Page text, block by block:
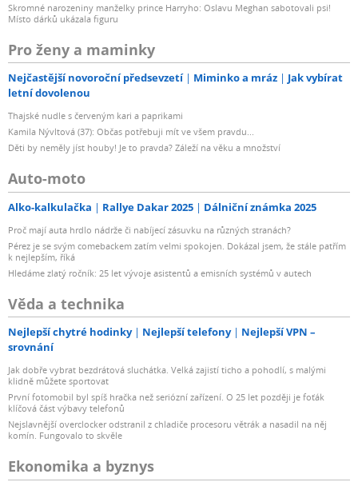
Skromné narozeniny manželky prince Harryho: Oslavu Meghan sabotovali psi!
Místo dárků ukázala figuru
Pro ženy a maminky
Nejčastější novoroční předsevzetí Miminko a mráz
Jak vybírat
letní dovolenou
Thajské nudle s červeným kari a paprikami
Kamila Nývltová (37): Občas potřebuji mít ve všem pravdu...
Děti by neměly jíst houby! Je to pravda? Záleží na věku a množství
Auto-moto
Alko-kalkulačka Rallye Dakar 2025 Dálniční známka 2025
Proč mají auta hrdlo nádrže či nabíjecí zásuvku na různých stranách?
Pérez je se svým comebackem zatím velmi spokojen. Dokázal jsem, že stále patřím
k nejlepším, říká
Hledáme zlatý ročník: 25 let vývoje asistentů a emisních systémů v autech
Věda a technika
Nejlepší chytré hodinky Nejlepší telefony
Nejlepší VPN –
srovnání
Jak dobře vybrat bezdrátová sluchátka. Velká zajistí ticho a pohodlí, s malými
klidně můžete sportovat
První fotomobil byl spíš hračka než seriózní zařízení. O 25 let později je foťák
klíčová část výbavy telefonů
Nejslavnější overclocker odstranil z chladiče procesoru větrák a nasadil na něj
komín. Fungovalo to skvěle
Ekonomika a byznys